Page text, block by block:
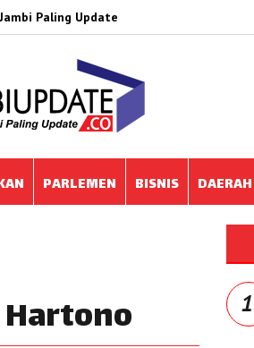
Paling Update
PARLEMEN BISNIS DAERAH
1